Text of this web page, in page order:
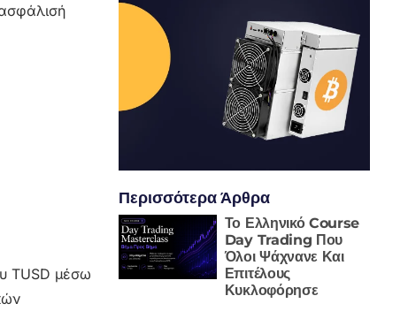
TUSD μέσω
Περισσότερα Άρθρα
Το Ελληνικό Course
Day Trading Που
Όλοι Ψάχνανε Και
Επιτέλους
Κυκλοφόρησε